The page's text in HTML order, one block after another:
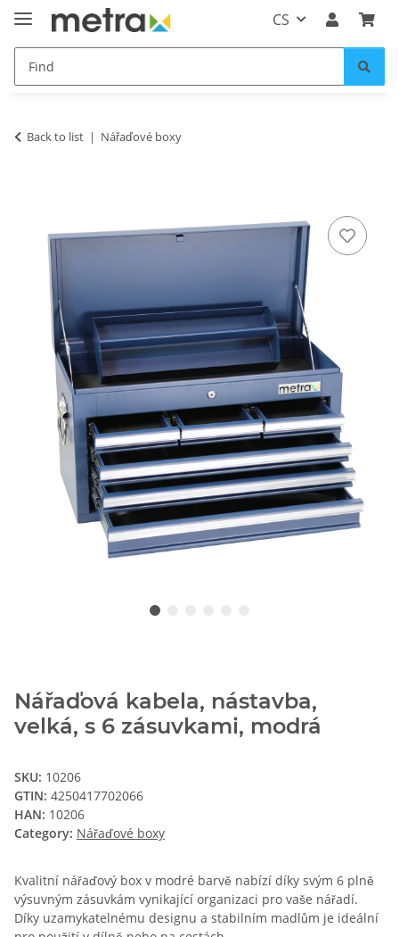
CS
Back to list Nářaďové boxy
Nářaďová kabela, nástavba,
velká, s 6 zásuvkami, modrá
SKU: 10206
GTIN: 4250417702066
HAN: 10206
Category: Nářaďové boxy
Kvalitní nářaďový box v modré barvě nabízí díky svým 6 plně
výsuvným zásuvkám vynikající organizaci pro vaše nářadí.
Díky uzamykatelnému designu a stabilním madlům je ideální